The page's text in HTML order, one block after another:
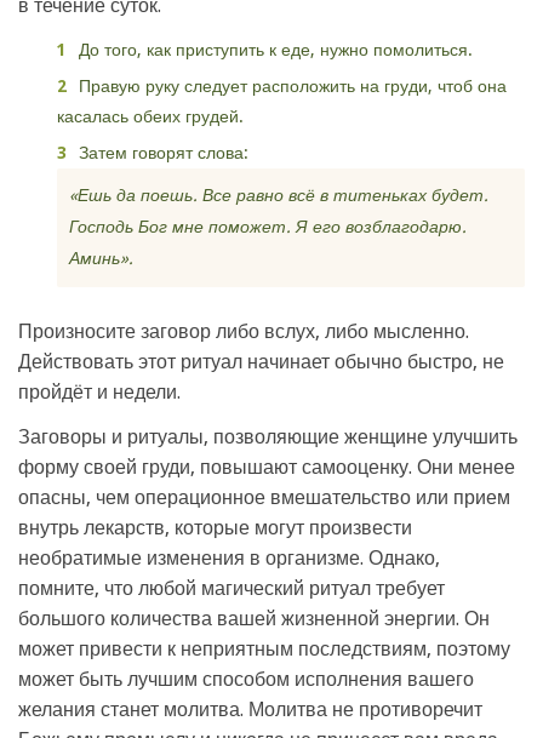
в течение суток.
До того, как приступить к еде, нужно помолиться.
Правую руку следует расположить на груди, чтоб она
касалась обеих грудей.
Затем говорят слова:
«Ешь да поешь. Все равно всё в титеньках будет.
Господь Бог мне поможет. Я его возблагодарю.
Аминь».
Произносите заговор либо вслух, либо мысленно.
Действовать этот ритуал начинает обычно быстро, не
пройдёт и недели.
Заговоры и ритуалы, позволяющие женщине улучшить
форму своей груди, повышают самооценку. Они менее
опасны, чем операционное вмешательство или прием
внутрь лекарств, которые могут произвести
необратимые изменения в организме. Однако,
помните, что любой магический ритуал требует
большого количества вашей жизненной энергии. Он
может привести к неприятным последствиям, поэтому
может быть лучшим способом исполнения вашего
желания станет молитва. Молитва не противоречит